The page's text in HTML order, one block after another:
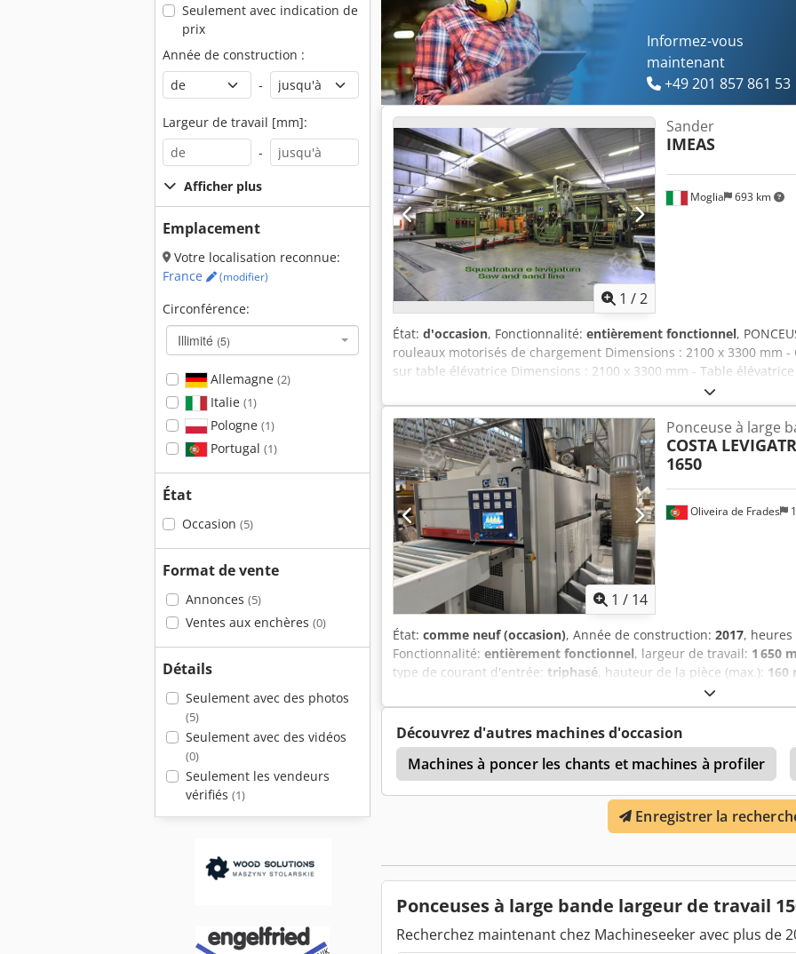
Seulement avec indication de
prix
Année de construction :
-
Largeur de travail [mm]:
-
Afficher plus
Emplacement
Votre localisation reconnue:
France
(modifier)
Circonférence:
Illimité (5)
Allemagne (2)
Italie (1)
Pologne (1)
Portugal (1)
État
Occasion (5)
Format de vente
Annonces (5)
Ventes aux enchères (0)
Détails
Seulement avec des photos
(5)
Seulement avec des vidéos
(0)
Seulement les vendeurs
vérifiés (1)
Informez-vous
maintenant
+49 201 857 861 53
1 /2
Moglia 693 km
Sander
IMEAS
État: d'occasion, Fonctionnalité: entièrement fonctionnel,
rouleaux motorisés de chargement Dimensions : 2100 x 3300 mm
sur table élévatrice Dimensions : 2100 x 3300 mm - Table
kg Dimensions : 2100 x 3300 mm - Chargeur à ventouses pour
chargement avec rouleaux d’entraînement - Ponceuse pour
décalés - Puissance rouleaux de ponçage : 90 kW + 90 kW -
Puissance unité de réglage de l’épaisseur : 3 kW - Épaisseur
maximale de ponçage : 60 mm - Unité de tension et de centrage
de sortie Largeur : 2100 mm – Longueur : 4000 mm Pour le
rouleaux extracteurs - Table élévatrice pour la formation des
Dimensions : 2100 x 3300 mm - Chaîne de déchargement des
3000 x 6000 mm
1 / 14
Oliveira de Frades
Ponceuse à large
COSTA
1650
État: comme neuf (occasion), Année de construction: 2017,
Fonctionnalité: entièrement fonctionnel, largeur de travail: 1 650
type de courant d'entrée: triphasé, hauteur de la pièce (max.): 160
1 650 mm
COSTA LEVIGATRICI 1650 CALIBREUSE / PONCEUSE Cette
environ 100 heures de fonctionnement. Elle est entièrement
problème. Caractéristiques techniques * Type de machine : Ligne
Dkjdpfx Asyt H Dnodqer * Largeur de travail : 1650 mm * Système
avec régulation de vitesse variable * Épaisseur de travail : de 3 à
rouleaux abrasifs en acier * 1 unité pad de finition * Système de
Section supérieure : * 3 unités rouleaux abrasifs en acier * 1 unité
d’urgence
Découvrez d'autres machines d'occasion
Machines à poncer les chants et machines à profiler
Steinemann Lotus 102 Sf
Enregistrer la
Ponceuses à large bande largeur de travail
Recherchez maintenant chez Machineseeker avec plus de